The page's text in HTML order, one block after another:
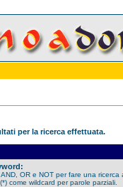
per la ricerca effettuata.
OR e NOT per fare una ricerca
come wildcard per parole parziali.